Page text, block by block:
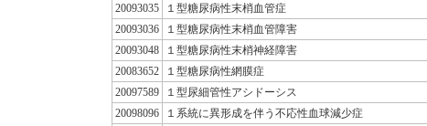
20093035
１型糖尿病性末梢血管症
20093036
１型糖尿病性末梢血管障害
20093048
１型糖尿病性末梢神経障害
20083652
１型糖尿病性網膜症
20097589
１型尿細管性アシドーシス
20098096
１系統に異形成を伴う不応性血球減少症